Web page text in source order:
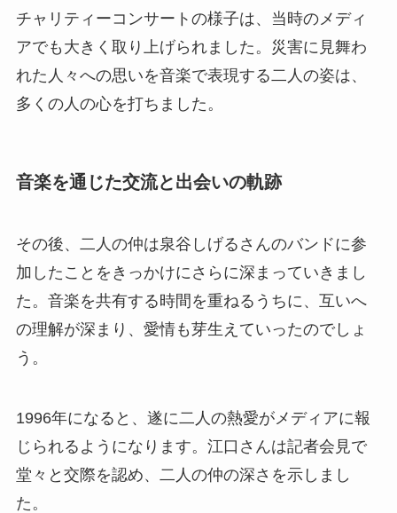
チャリティーコンサートの様子は、当時のメディ
アでも大きく取り上げられました。災害に見舞わ
れた人々への思いを音楽で表現する二人の姿は、
多くの人の心を打ちました。
音楽を通じた交流と出会いの軌跡
その後、二人の仲は泉谷しげるさんのバンドに参
加したことをきっかけにさらに深まっていきまし
た。音楽を共有する時間を重ねるうちに、互いへ
の理解が深まり、愛情も芽生えていったのでしょ
う。
1996年になると、遂に二人の熱愛がメディアに報
じられるようになります。江口さんは記者会見で
堂々と交際を認め、二人の仲の深さを示しまし
た。